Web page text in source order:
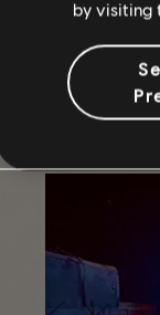
UltraSoffia
Каждый
локации,
by visiting